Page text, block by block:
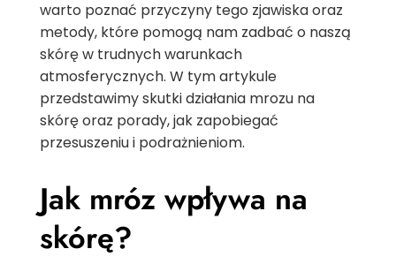
warto poznać przyczyny tego zjawiska oraz
metody, które pomogą nam zadbać o naszą
skórę w trudnych warunkach
atmosferycznych. W tym artykule
przedstawimy skutki działania mrozu na
skórę oraz porady, jak zapobiegać
przesuszeniu i podrażnieniom.
Jak mróz wpływa na
skórę?